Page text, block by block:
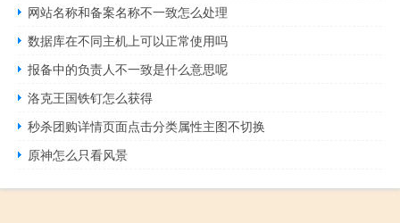
网站名称和备案名称不一致怎么处理
数据库在不同主机上可以正常使用吗
报备中的负责人不一致是什么意思呢
洛克王国铁钉怎么获得
秒杀团购详情页面点击分类属性主图不切换
原神怎么只看风景